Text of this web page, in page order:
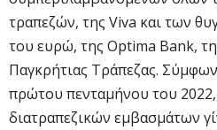
τραπεζών, της Viva και των
του ευρώ, της Optima Bank,
Παγκρήτιας Τράπεζας.
πρώτου πενταμήνου του
διατραπεζικών εμβασμάτων